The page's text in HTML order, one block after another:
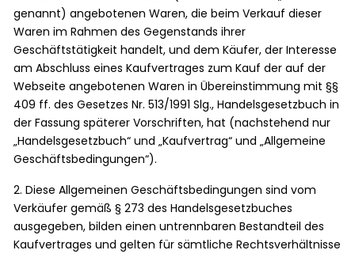
genannt) angebotenen Waren, die beim Verkauf dieser
Waren im Rahmen des Gegenstands ihrer
Geschäftstätigkeit handelt, und dem Käufer, der Interesse
am Abschluss eines Kaufvertrages zum Kauf der auf der
Webseite angebotenen Waren in Übereinstimmung mit §§
409 ff. des Gesetzes Nr. 513/1991 Slg., Handelsgesetzbuch in
der Fassung späterer Vorschriften, hat (nachstehend nur
„Handelsgesetzbuch“ und „Kaufvertrag“ und „Allgemeine
Geschäftsbedingungen“).
2. Diese Allgemeinen Geschäftsbedingungen sind vom
Verkäufer gemäß § 273 des Handelsgesetzbuches
ausgegeben, bilden einen untrennbaren Bestandteil des
Kaufvertrages und gelten für sämtliche Rechtsverhältnisse